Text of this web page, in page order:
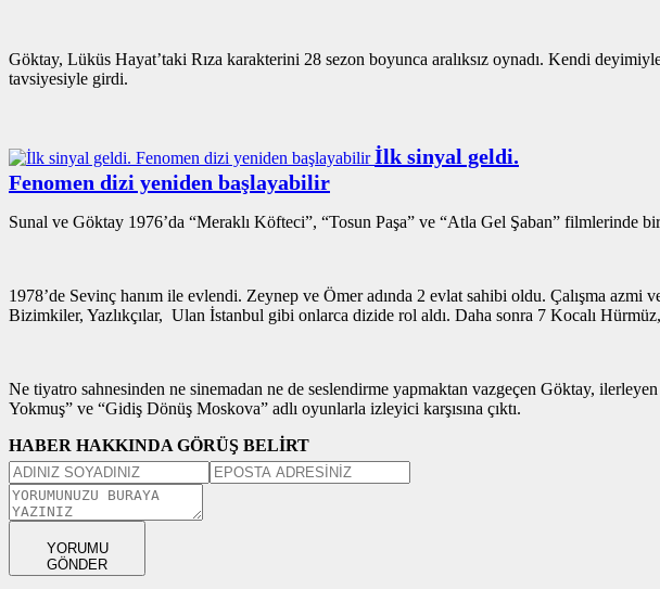
Göktay, Lüküs Hayat’taki Rıza karakterini 28 sezon boyunca aralıksız oynadı. Kendi
tavsiyesiyle girdi.
İlk sinyal geldi.
Fenomen dizi yeniden başlayabilir
Sunal ve Göktay 1976’da “Meraklı Köfteci”, “Tosun Paşa” ve “Atla Gel Şaban” filmlerinde
1978’de Sevinç hanım ile evlendi. Zeynep ve Ömer adında 2 evlat sahibi oldu. Çalışma
Bizimkiler, Yazlıkçılar, Ulan İstanbul gibi onlarca dizide rol aldı. Daha sonra 7 Kocalı
Ne tiyatro sahnesinden ne sinemadan ne de seslendirme yapmaktan vazgeçen Göktay,
Yokmuş” ve “Gidiş Dönüş Moskova” adlı oyunlarla izleyici karşısına çıktı.
HABER HAKKINDA GÖRÜŞ BELİRT
YORUMU
GÖNDER